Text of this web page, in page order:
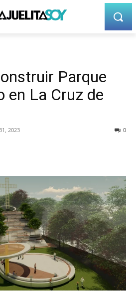
Parque
en La Cruz de
2023 0